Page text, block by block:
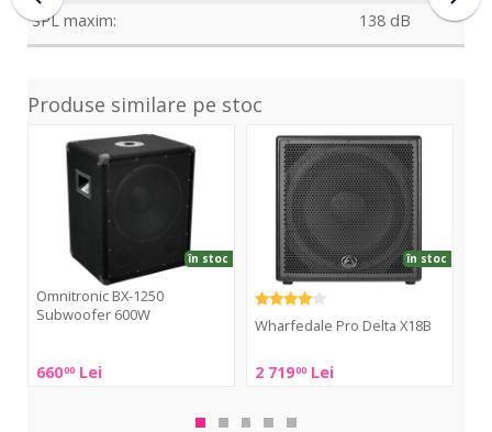
SPL maxim:
138 dB
Produse similare pe stoc
Subwoofer
Omnitronic BX-1250
Subwoofer 600W
66000 Lei
în stoc
BX-
Delta
X18B
Wharfedale Pro Delta X18B
2 71900 Lei
în stoc
Wharfedale
Delta